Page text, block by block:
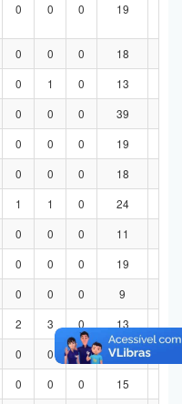
0 0 0 19
0 0 0 18
0 1 0 13
0 0 0 39
0 0 0 19
0 0 0 18
1 1 0 24
0 0 0 11
0 0 0 19
0 0 0 9
2 3 0 13
0 0 0 12
0 0 0 15